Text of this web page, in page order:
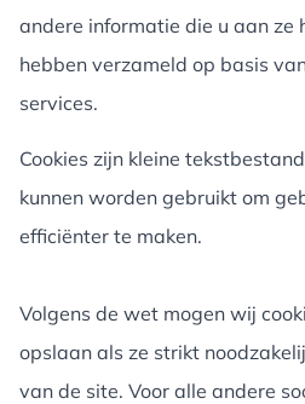
andere informatie die u aan ze
hebben verzameld op basis
services.
Cookies zijn kleine
kunnen worden gebruikt om
efficiënter te maken.
Volgens de wet mogen wij
opslaan als ze strikt
van de site. Voor alle andere